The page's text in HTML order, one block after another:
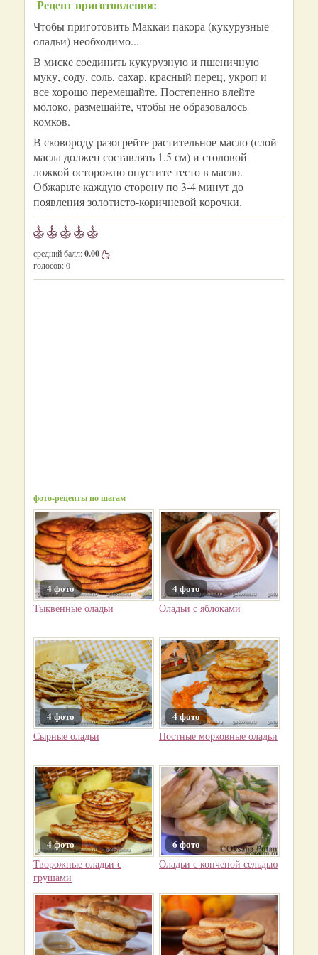
Рецепт приготовления:
Чтобы приготовить Маккаи пакора (кукурузные
оладьи) необходимо...
В миске соединить кукурузную и пшеничную
муку, соду, соль, сахар, красный перец, укроп и
все хорошо перемешайте. Постепенно влейте
молоко, размешайте, чтобы не образовалось
комков.
В сковороду разогрейте растительное масло (слой
масла должен составлять 1.5 см) и столовой
ложкой осторожно опустите тесто в масло.
Обжарьте каждую сторону по 3-4 минут до
появления золотисто-коричневой корочки.
средний балл:0.00
голосов:0
фото-рецепты по шагам
4 фото
Тыквенные оладьи
4 фото
Оладьи с яблоками
4 фото
Сырные оладьи
4 фото
Постные морковные оладьи
4 фото
Творожные оладьи с
грушами
6 фото
Оладьи с копченой сельдью